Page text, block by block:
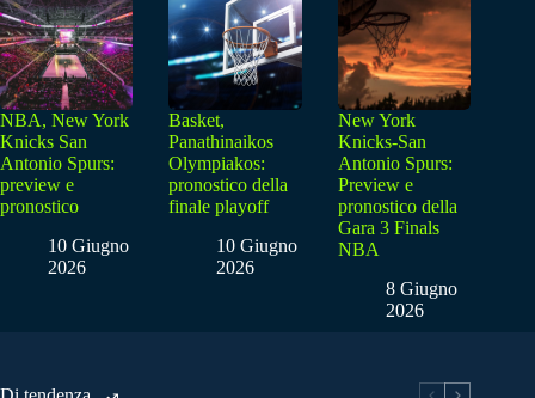
NBA, New York
Knicks San
Antonio Spurs:
preview e
pronostico
10 Giugno
2026
Basket,
Panathinaikos
Olympiakos:
pronostico della
finale playoff
10 Giugno
2026
New York
Knicks-San
Antonio Spurs:
Preview e
pronostico della
Gara 3 Finals
NBA
8 Giugno
2026